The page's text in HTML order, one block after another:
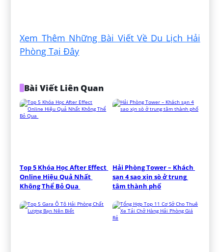
Xem Thêm Những Bài Viết Về Du Lịch Hải
Phòng Tại Đây
Bài Viết Liên Quan
Top 5 Khóa Học After Effect
Online Hiệu Quả Nhất
Không Thể Bỏ Qua
Hải Phòng Tower – Khách
sạn 4 sao xịn sò ở trung
tâm thành phố